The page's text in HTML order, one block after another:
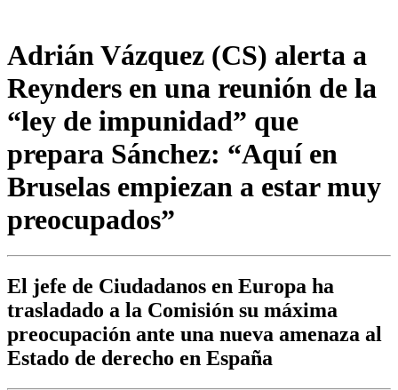
Adrián Vázquez (CS) alerta a
Reynders en una reunión de la
“ley de impunidad” que
prepara Sánchez: “Aquí en
Bruselas empiezan a estar muy
preocupados”
El jefe de Ciudadanos en Europa ha
trasladado a la Comisión su máxima
preocupación ante una nueva amenaza al
Estado de derecho en España